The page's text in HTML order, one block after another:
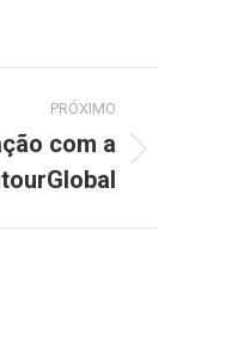
PRÓXIMO
com a